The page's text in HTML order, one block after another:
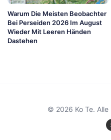
Warum Die Meisten Beobachter
Bei Perseiden 2026 Im August
Wieder Mit Leeren Händen
Dastehen
© 2026 Ko Te.